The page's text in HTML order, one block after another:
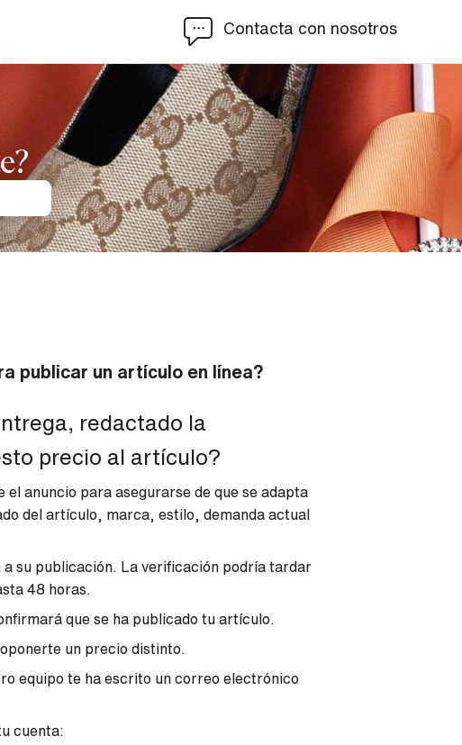
Contacta con nosotros
publicar un artículo en línea?
redactado la
precio al artículo?
anuncio para asegurarse de que se adapta
del artículo, marca, estilo, demanda actual
su publicación. La verificación podría tardar
48 horas.
que se ha publicado tu artículo.
un precio distinto.
equipo te ha escrito un correo electrónico
cuenta: